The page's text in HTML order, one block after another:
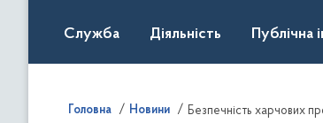
Служба Діяльність Публічна
Головна Новини Безпечність харчових